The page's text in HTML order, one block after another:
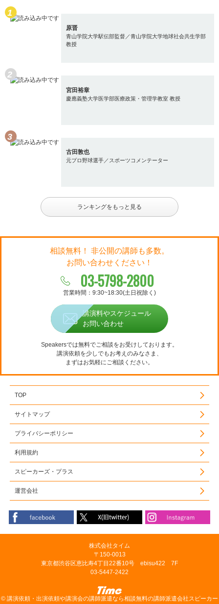
原晋
青山学院大学駅伝部監督／青山学院大学地球社会共生学部
教授
宮田裕章
慶應義塾大学医学部医療政策・管理学教室 教授
古田敦也
元プロ野球選手／スポーツコメンテーター
ランキングをもっと見る
相談無料！ 非公開の講師も多数。
お問い合わせください！
03-5798-2800
営業時間：9:30~18:30(土日祝除く)
講演料やスケジュール
お問い合わせ
Speakersでは無料でご相談をお受けしております。
講演依頼を少しでもお考えのみなさま、
まずはお気軽にご相談ください。
TOP
サイトマップ
プライバシーポリシー
利用規約
スピーカーズ・プラス
運営会社
株式会社タイム
〒150-0013
東京都渋谷区恵比寿4丁目22番10号 ebisu422 7F
03-5447-2422
© 講演依頼・出演依頼や講演会の講師派遣なら相談無料の講師派遣会社スピーカー